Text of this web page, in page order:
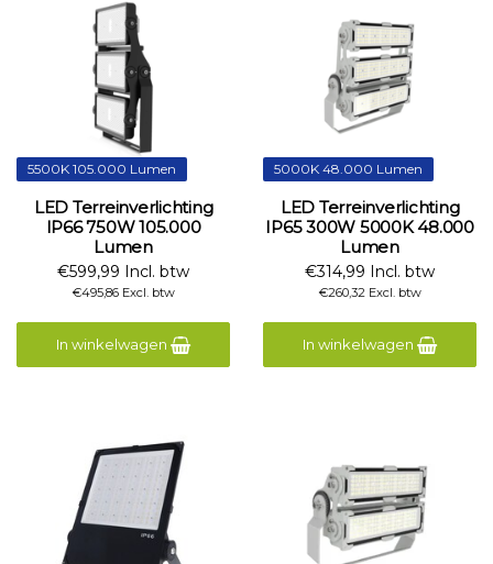
5500K 105.000 Lumen
LED Terreinverlichting
IP66 750W 105.000
Lumen
€599,99 Incl. btw
€495,86 Excl. btw
In winkelwagen
5000K 48.000 Lumen
LED Terreinverlichting
IP65 300W 5000K 48.000
Lumen
€314,99 Incl. btw
€260,32 Excl. btw
In winkelwagen